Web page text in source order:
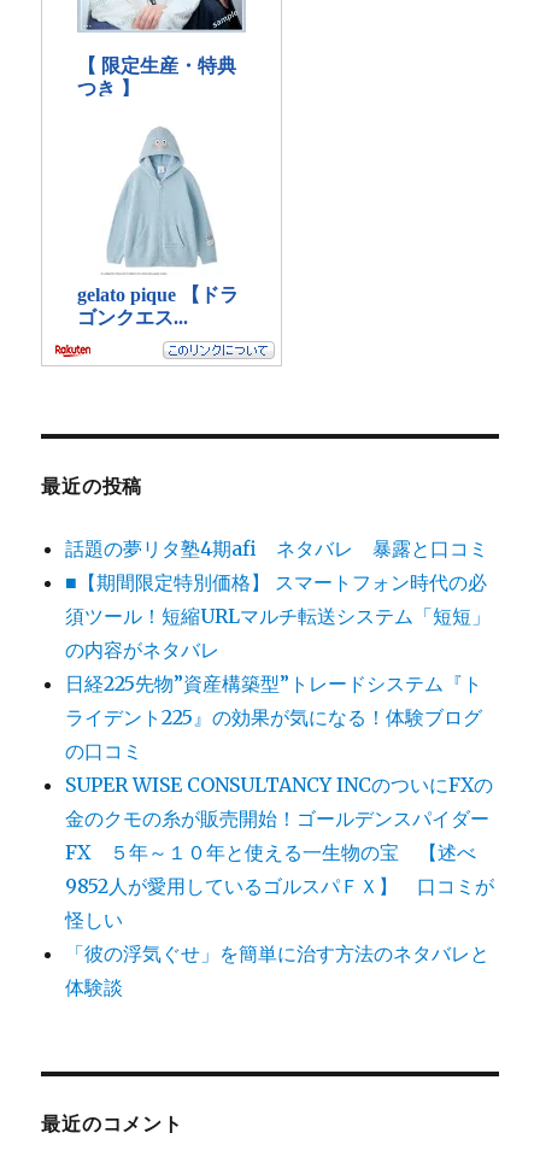
最近の投稿
話題の夢リタ塾4期afi ネタバレ 暴露と口コミ
■【期間限定特別価格】 スマートフォン時代の必
須ツール！短縮URLマルチ転送システム「短短」
の内容がネタバレ
日経225先物”資産構築型”トレードシステム『ト
ライデント225』の効果が気になる！体験ブログ
の口コミ
SUPER WISE CONSULTANCY INCのついにFXの
金のクモの糸が販売開始！ゴールデンスパイダー
FX ５年～１０年と使える一生物の宝 【述べ
9852人が愛用しているゴルスパＦＸ】 口コミが
怪しい
「彼の浮気ぐせ」を簡単に治す方法のネタバレと
体験談
最近のコメント